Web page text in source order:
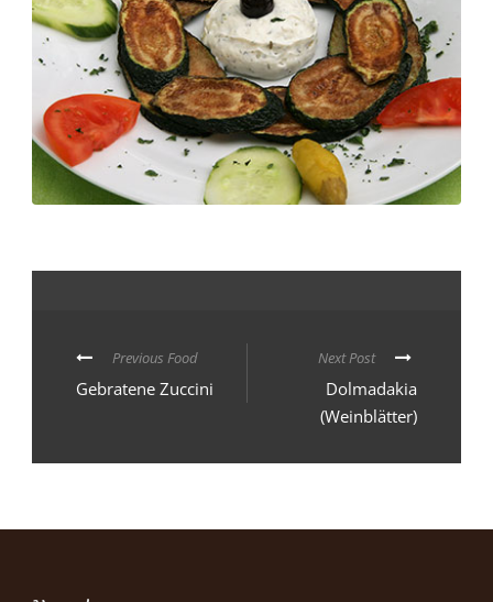
Previous Food
Gebratene Zuccini
Next Post
Dolmadakia
(Weinblätter)